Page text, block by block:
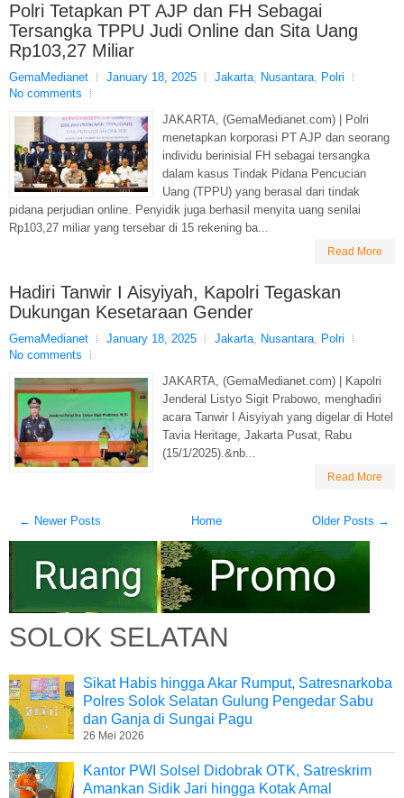
Polri Tetapkan PT AJP dan FH Sebagai
Tersangka TPPU Judi Online dan Sita Uang
Rp103,27 Miliar
GemaMedianet January 18, 2025 Jakarta, Nusantara, Polri
No comments
JAKARTA, (GemaMedianet.com) | Polri
menetapkan korporasi PT AJP dan seorang
individu berinisial FH sebagai tersangka
dalam kasus Tindak Pidana Pencucian
Uang (TPPU) yang berasal dari tindak
pidana perjudian online. Penyidik juga berhasil menyita uang senilai
Rp103,27 miliar yang tersebar di 15 rekening ba...
Read More
Hadiri Tanwir I Aisyiyah, Kapolri Tegaskan
Dukungan Kesetaraan Gender
GemaMedianet January 18, 2025 Jakarta, Nusantara, Polri
No comments
JAKARTA, (GemaMedianet.com) | Kapolri
Jenderal Listyo Sigit Prabowo, menghadiri
acara Tanwir I Aisyiyah yang digelar di Hotel
Tavia Heritage, Jakarta Pusat, Rabu
(15/1/2025).&nb...
Read More
← Newer Posts Older Posts →
Home
SOLOK SELATAN
Sikat Habis hingga Akar Rumput, Satresnarkoba
Polres Solok Selatan Gulung Pengedar Sabu
dan Ganja di Sungai Pagu
26 Mei 2026
Kantor PWI Solsel Didobrak OTK, Satreskrim
Amankan Sidik Jari hingga Kotak Amal